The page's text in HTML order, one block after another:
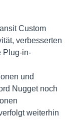
Custom
verbesserten
Plug-in-
und
Nugget noch
weiterhin